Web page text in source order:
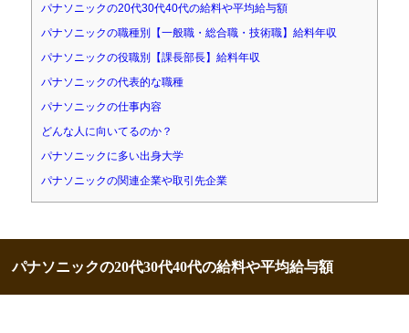
パナソニックの20代30代40代の給料や平均給与額
パナソニックの職種別【一般職・総合職・技術職】給料年収
パナソニックの役職別【課長部長】給料年収
パナソニックの代表的な職種
パナソニックの仕事内容
どんな人に向いてるのか？
パナソニックに多い出身大学
パナソニックの関連企業や取引先企業
パナソニックの20代30代40代の給料や平均給与額